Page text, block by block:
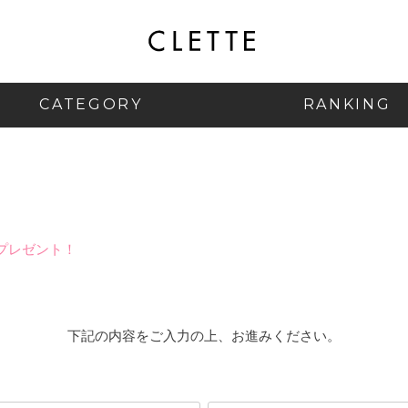
CATEGORY RANKING
ゼント！
下記の内容をご入力の上、お進みください。